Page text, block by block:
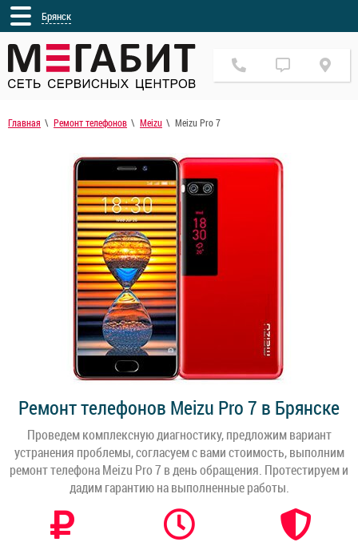
Брянск
Главная Ремонт телефонов Meizu Meizu Pro 7
Ремонт телефонов Meizu Pro 7 в Брянске
Проведем комплексную диагностику, предложим вариант
устранения проблемы, согласуем с вами стоимость, выполним
ремонт телефона Meizu Pro 7 в день обращения. Протестируем и
дадим гарантию на выполненные работы.